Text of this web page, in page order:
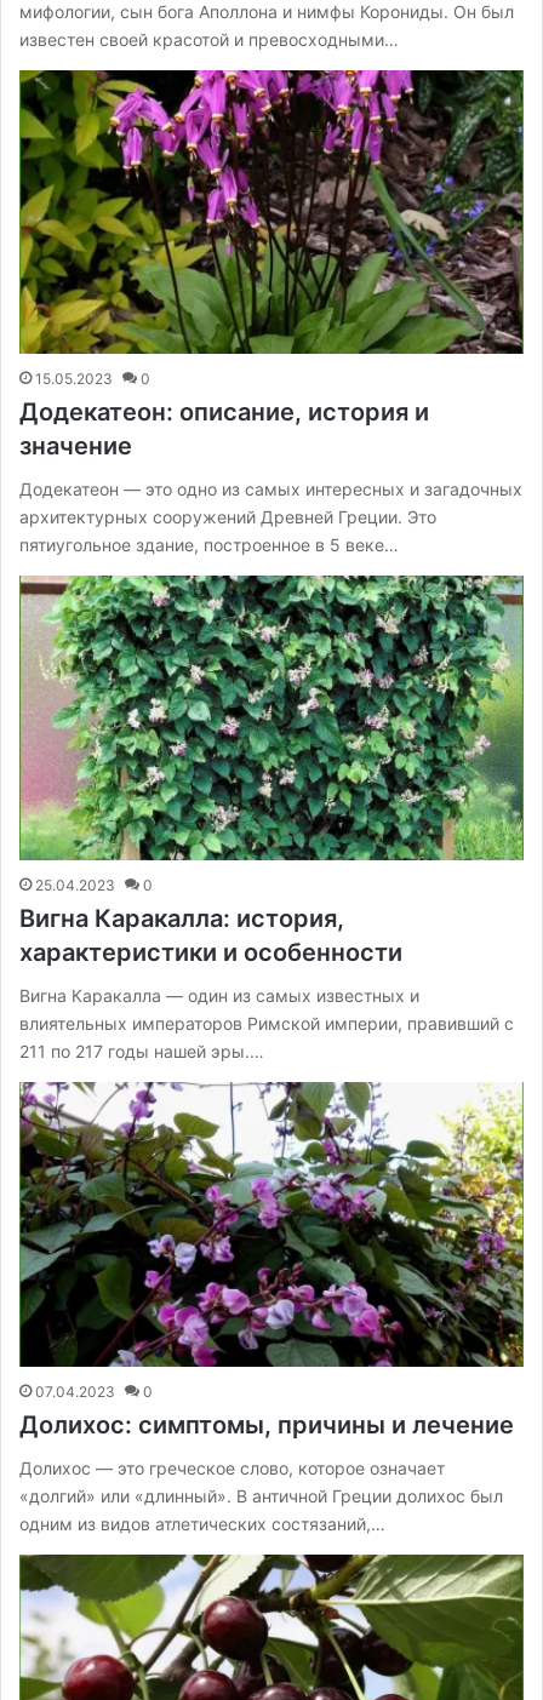
мифологии, сын бога Аполлона и нимфы Корониды. Он был
известен своей красотой и превосходными…
15.05.2023 0
Додекатеон: описание, история и
значение
Додекатеон — это одно из самых интересных и загадочных
архитектурных сооружений Древней Греции. Это
пятиугольное здание, построенное в 5 веке…
25.04.2023 0
Вигна Каракалла: история,
характеристики и особенности
Вигна Каракалла — один из самых известных и
влиятельных императоров Римской империи, правивший с
211 по 217 годы нашей эры.…
07.04.2023 0
Долихос: симптомы, причины и лечение
Долихос — это греческое слово, которое означает
«долгий» или «длинный». В античной Греции долихос был
одним из видов атлетических состязаний,…